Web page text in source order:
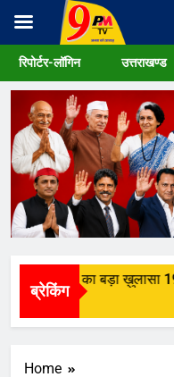
Skip
content
रिपोर्टर-लॉगिन उत्तराखण्ड
ब्रेकिंग
घोटाले का बड़ा ख़ुलासा 19
Home